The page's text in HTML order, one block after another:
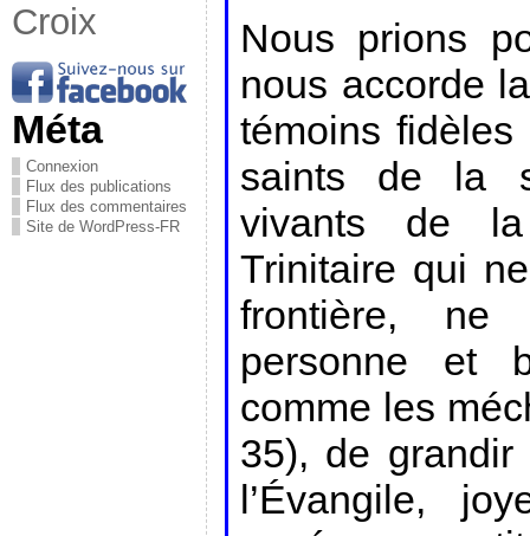
Croix
Méta
Connexion
Flux des publications
Flux des commentaires
Site de WordPress-FR
Nous prions
nous accorde
témoins
saints de la
vivants de
Trinitaire qui
frontière, ne
personne et
comme les
35), de grandir
l’Évangile,